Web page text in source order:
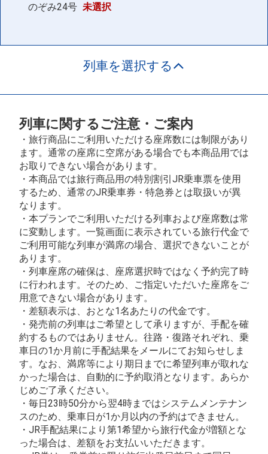
のぞみ24号 未選択
列車を選択する
列車に関するご注意・ご案内
・旅行商品にご利用いただける座席数には制限があり
ます。通常の座席に空席がある場合でも本商品用では
お取りできない場合があります。
・本商品では旅行商品用の特別割引JR乗車票を使用
するため、通常のJR乗車券・特急券とは取扱いが異
なります。
・本プランでご利用いただける列車および座席数は常
に変動します。一覧画面に表示されている旅行代金で
ご利用可能な列車が満席の場合、選択できないことが
あります。
・列車座席の確保は、座席選択時ではなく予約完了時
に行われます。そのため、ご指定いただいた座席をご
用意できない場合があります。
・差額表示は、おとな1名あたりの代金です。
・発売前の列車はご希望として承りますが、手配を確
約するものではありません。往路・復路それぞれ、乗
車日の1か月前に手配結果をメールにてお知らせしま
す。なお、満席等により期日までに希望列車が取れな
かった場合は、自動的に予約取消となります。あらか
じめご了承ください。
・毎日23時50分から翌4時まではシステムメンテナン
スのため、乗車日が1か月以内の予約はできません。
・JR手配結果により第1希望から旅行代金が増額とな
った場合は、差額をお支払いいただきます。